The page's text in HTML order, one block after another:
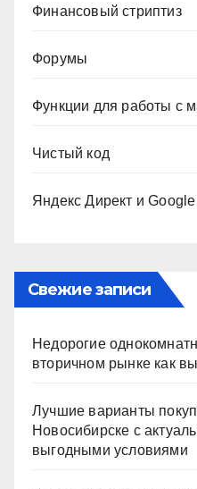
Финансовый стриптиз
Форумы
Функции для работы с
Чистый код
Яндекс Директ и
Свежие записи
Недорогие
вторичном рынке как
Лучшие варианты
Новосибирске с
выгодными условиями